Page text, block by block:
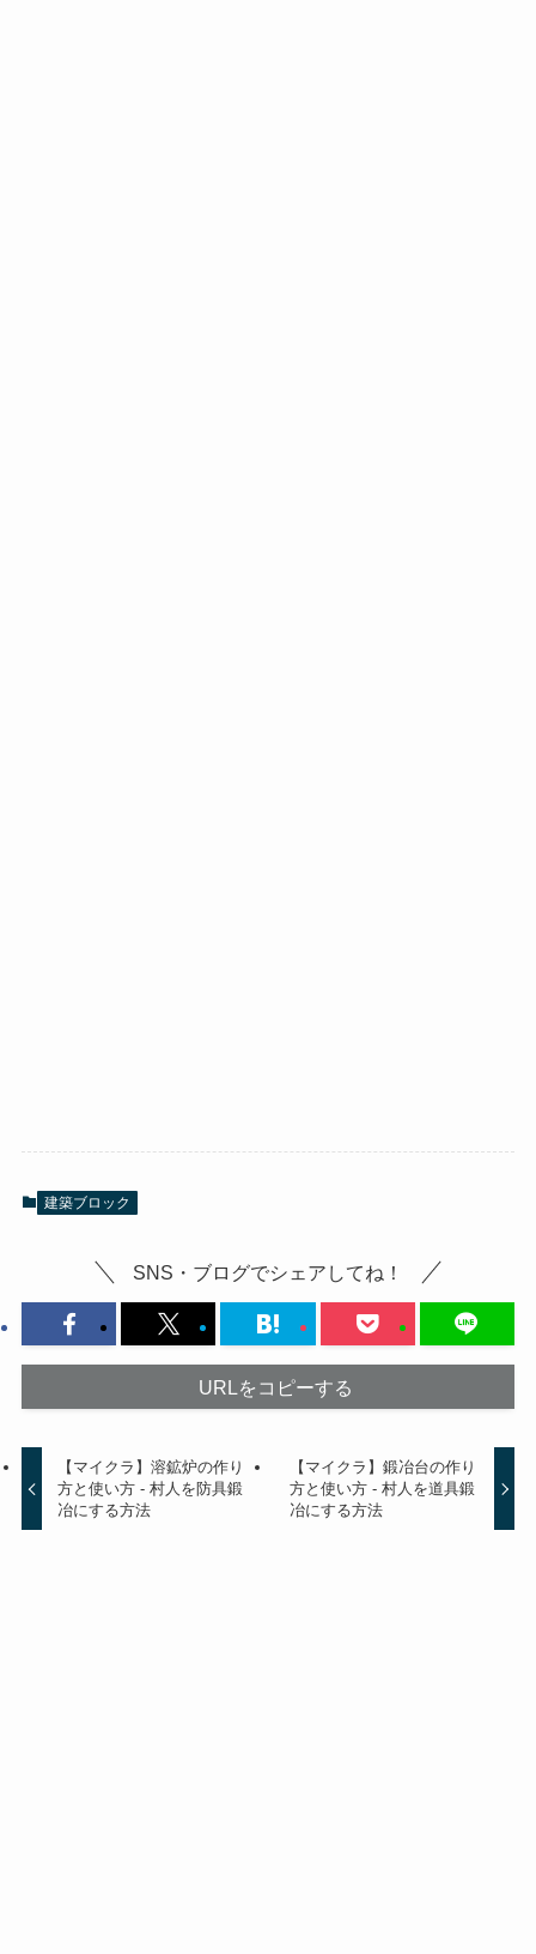
建築ブロック
SNS・ブログでシェアしてね！
URLをコピーする
【マイクラ】溶鉱炉の作り
方と使い方 - 村人を防具鍛
冶にする方法
【マイクラ】鍛冶台の作り
方と使い方 - 村人を道具鍛
冶にする方法